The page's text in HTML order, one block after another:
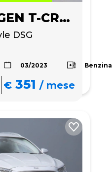
VOLKSWAGEN T-CROSS
DSG
03/2023 Benzina
€ 351 /mese